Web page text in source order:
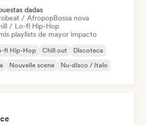
dadas
/ AfropopBossa nova
/ Lo-fi Hip-Hop
playlists de mayor impacto
fi Hip-Hop Chill out
Discoteca
Nouvelle scene Nu-disco / Italo